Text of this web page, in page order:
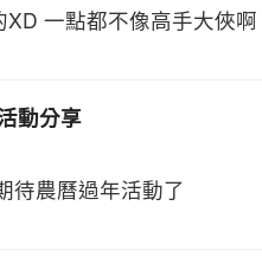
一點都不像高手大俠啊
動分享
待農曆過年活動了